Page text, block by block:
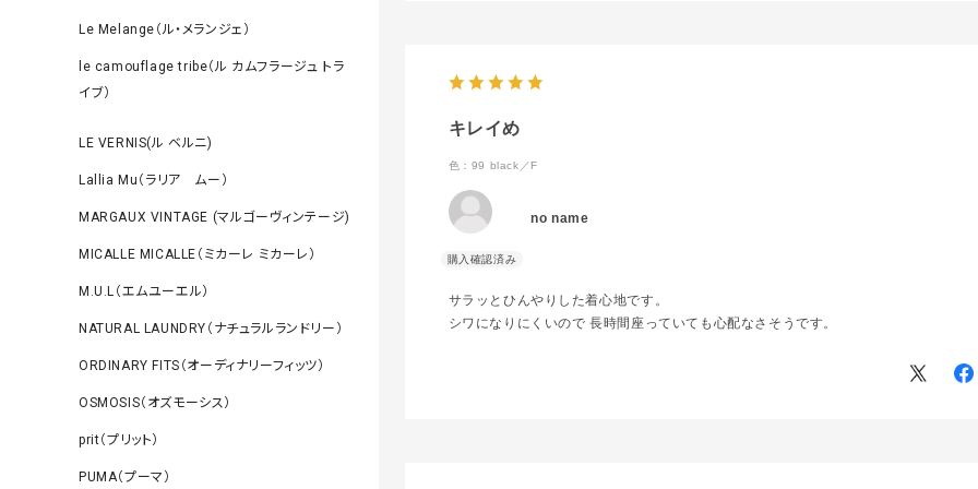
Le Melange（ル・メランジェ）
le camouflage tribe（ル カムフラージュ トラ
イブ）
LE VERNIS(ル ベルニ)
Lallia Mu（ラリア ムー）
MARGAUX VINTAGE (マルゴーヴィンテージ)
MICALLE MICALLE（ミカーレ ミカーレ）
M.U.L（エムユーエル）
NATURAL LAUNDRY（ナチュラルランドリー）
ORDINARY FITS（オーディナリーフィッツ）
OSMOSIS（オズモーシス）
prit（プリット）
PUMA（プーマ）
キレイめ
色：99 black／F
no name
サラッとひんやりした着心地です。
シワになりにくいので 長時間座っていても心配なさそうです。